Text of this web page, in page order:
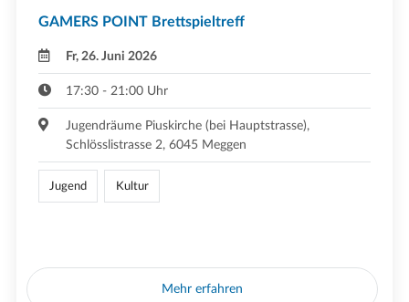
GAMERS POINT Brettspieltreff
Fr, 26. Juni 2026
17:30 - 21:00 Uhr
Jugendräume Piuskirche (bei Hauptstrasse),
Schlösslistrasse 2, 6045 Meggen
Jugend Kultur
Mehr erfahren